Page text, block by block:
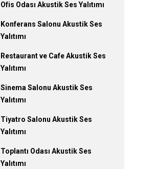
Ofis Odası Akustik Ses Yalıtımı
Konferans Salonu Akustik Ses
Yalıtımı
Restaurant ve Cafe Akustik Ses
Yalıtımı
Sinema Salonu Akustik Ses
Yalıtımı
Tiyatro Salonu Akustik Ses
Yalıtımı
Toplantı Odası Akustik Ses
Yalıtımı